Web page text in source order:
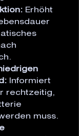
Erhöht
Informiert
rechtzeitig,
muss.